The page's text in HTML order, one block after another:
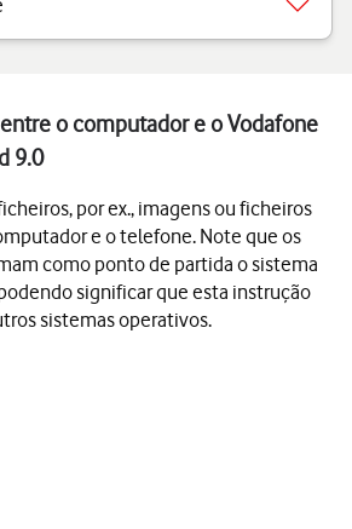
o computador e o Vodafone
9.0
por ex., imagens ou ficheiros
e o telefone. Note que os
como ponto de partida o sistema
significar que esta instrução
sistemas operativos.